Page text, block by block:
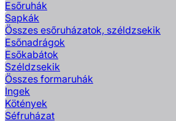
Esőruhák
Sapkák
Összes esőruházatok, széldzsekik
Esőnadrágok
Esőkabátok
Széldzsekik
Összes formaruhák
Ingek
Kötények
Séfruházat